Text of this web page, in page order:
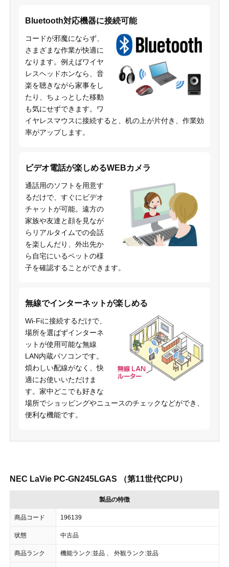
Bluetooth対応機器に接続可能
コードが邪魔にならず、
さまざまな作業が快適に
なります。例えばワイヤ
レスヘッドホンなら、音
楽を聴きながら家事をし
たり、ちょっとした移動
も気にせずできます。ワ
イヤレスマウスに接続すると、机の上が片付き、作業効
率がアップします。
ビデオ電話が楽しめるWEBカメラ
通話用のソフトを用意す
るだけで、すぐにビデオ
チャットが可能。遠方の
家族や友達と顔を見なが
らリアルタイムでの会話
を楽しんだり、外出先か
ら自宅にいるペットの様
子を確認することができます。
無線でインターネットが楽しめる
Wi-Fiに接続するだけで、
場所を選ばずインターネ
ットが使用可能な無線
LAN内蔵パソコンです。
煩わしい配線がなく、快
適にお使いいただけま
す。家中どこでも好きな
場所でショッピングやニュースのチェックなどができ、
便利な機能です。
NEC LaVie PC-GN245LGAS （第11世代CPU）
製品の特徴
商品コード 196139
状態 中古品
商品ランク 機能ランク:並品 、 外観ランク:並品